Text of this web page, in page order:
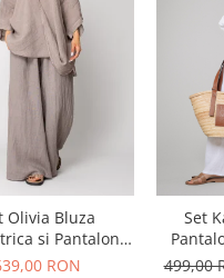
Olivia Bluza
si Pantalon
100% in Taupe
RON
Set
499,00